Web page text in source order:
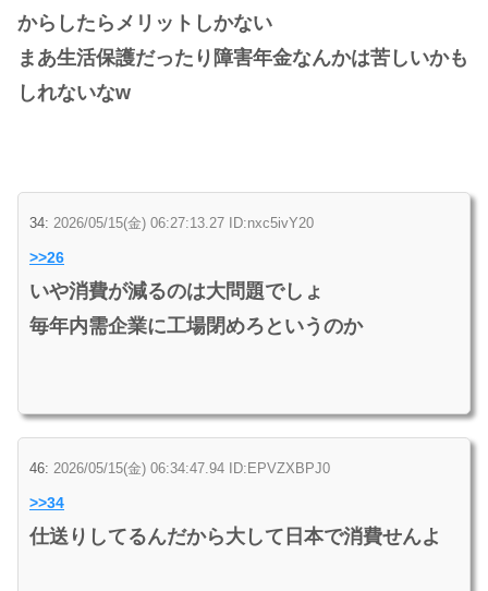
からしたらメリットしかない
まあ生活保護だったり障害年金なんかは苦しいかも
しれないなw
34: 2026/05/15(金) 06:27:13.27 ID:nxc5ivY20
>>26
いや消費が減るのは大問題でしょ
毎年内需企業に工場閉めろというのか
46: 2026/05/15(金) 06:34:47.94 ID:EPVZXBPJ0
>>34
仕送りしてるんだから大して日本で消費せんよ